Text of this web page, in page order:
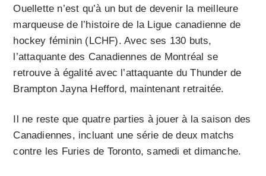
Ouellette n’est qu’à un but de devenir la meilleure
marqueuse de l’histoire de la Ligue canadienne de
hockey féminin (LCHF). Avec ses 130 buts,
l’attaquante des Canadiennes de Montréal se
retrouve à égalité avec l’attaquante du Thunder de
Brampton Jayna Hefford, maintenant retraitée.
Il ne reste que quatre parties à jouer à la saison des
Canadiennes, incluant une série de deux matchs
contre les Furies de Toronto, samedi et dimanche.